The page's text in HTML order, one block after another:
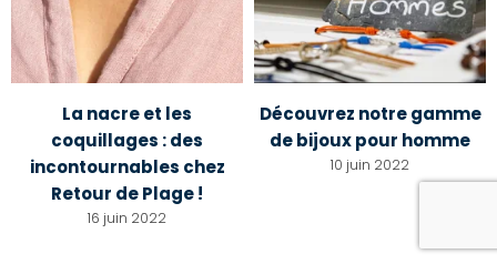
La nacre et les
coquillages : des
incontournables chez
Retour de Plage !
16 juin 2022
Découvrez notre gamme
de bijoux pour homme
10 juin 2022